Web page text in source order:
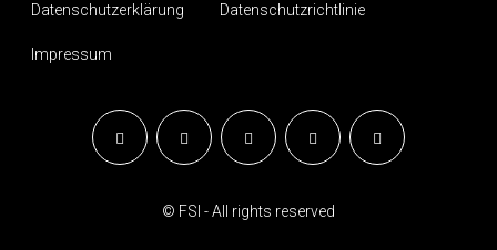
Datenschutzerklärung Datenschutzrichtlinie
Impressum
© FSI - All rights reserved